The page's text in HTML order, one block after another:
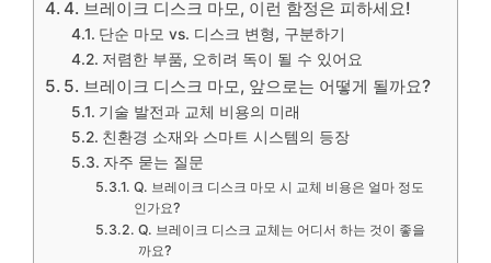
4. 브레이크 디스크 마모, 이런 함정은 피하세요!
단순 마모 vs. 디스크 변형, 구분하기
저렴한 부품, 오히려 독이 될 수 있어요
5. 브레이크 디스크 마모, 앞으로는 어떻게 될까요?
기술 발전과 교체 비용의 미래
친환경 소재와 스마트 시스템의 등장
자주 묻는 질문
Q. 브레이크 디스크 마모 시 교체 비용은 얼마 정도
인가요?
Q. 브레이크 디스크 교체는 어디서 하는 것이 좋을
까요?